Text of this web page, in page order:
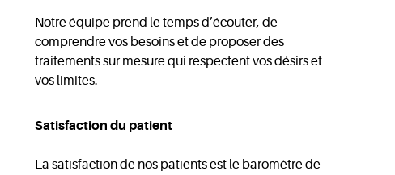
Notre équipe prend le temps d’écouter, de
comprendre vos besoins et de proposer des
traitements sur mesure qui respectent vos désirs et
vos limites.
Satisfaction du patient
La satisfaction de nos patients est le baromètre de